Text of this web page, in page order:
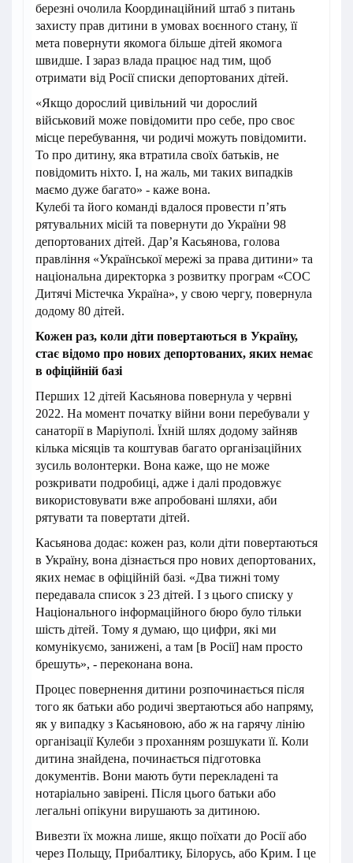
березні очолила Координаційний штаб з питань
захисту прав дитини в умовах воєнного стану, її
мета повернути якомога більше дітей якомога
швидше. І зараз влада працює над тим, щоб
отримати від Росії списки депортованих дітей.
«Якщо дорослий цивільний чи дорослий
військовий може повідомити про себе, про своє
місце перебування, чи родичі можуть повідомити.
То про дитину, яка втратила своїх батьків, не
повідомить ніхто. І, на жаль, ми таких випадків
маємо дуже багато» - каже вона.
Кулебі та його команді вдалося провести п’ять
рятувальних місій та повернути до України 98
депортованих дітей. Дар’я Касьянова, голова
правління «Української мережі за права дитини» та
національна директорка з розвитку програм «СОС
Дитячі Містечка Україна», у свою чергу, повернула
додому 80 дітей.
Кожен раз, коли діти повертаються в Україну,
стає відомо про нових депортованих, яких немає
в офіційній базі
Перших 12 дітей Касьянова повернула у червні
2022. На момент початку війни вони перебували у
санаторії в Маріуполі. Їхній шлях додому зайняв
кілька місяців та коштував багато організаційних
зусиль волонтерки. Вона каже, що не може
розкривати подробиці, адже і далі продовжує
використовувати вже апробовані шляхи, аби
рятувати та повертати дітей.
Касьянова додає: кожен раз, коли діти повертаються
в Україну, вона дізнається про нових депортованих,
яких немає в офіційній базі. «Два тижні тому
передавала список з 23 дітей. І з цього списку у
Національного інформаційного бюро було тільки
шість дітей. Тому я думаю, що цифри, які ми
комунікуємо, занижені, а там [в Росії] нам просто
брешуть», - переконана вона.
Процес повернення дитини розпочинається після
того як батьки або родичі звертаються або напряму,
як у випадку з Касьяновою, або ж на гарячу лінію
організації Кулеби з проханням розшукати її. Коли
дитина знайдена, починається підготовка
документів. Вони мають бути перекладені та
нотаріально завірені. Після цього батьки або
легальні опікуни вирушають за дитиною.
Вивезти їх можна лише, якщо поїхати до Росії або
через Польщу, Прибалтику, Білорусь, або Крим. І це